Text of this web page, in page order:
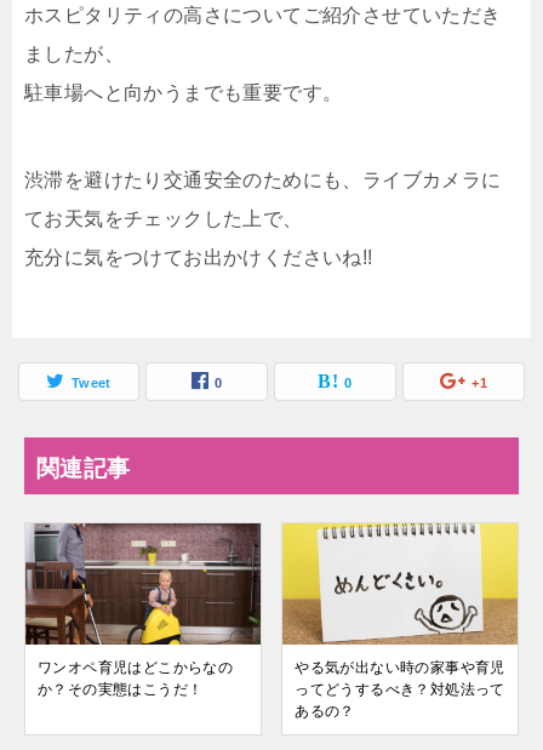
ホスピタリティの高さについてご紹介させていただき
ましたが、
駐車場へと向かうまでも重要です。
渋滞を避けたり交通安全のためにも、ライブカメラに
てお天気をチェックした上で、
充分に気をつけてお出かけくださいね!!
Tweet 0 0 +1
関連記事
ワンオペ育児はどこからなの
か？その実態はこうだ！
やる気が出ない時の家事や育児
ってどうするべき？対処法って
あるの？